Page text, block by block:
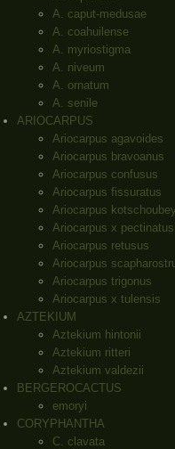
A. caput-medusae
A. coahuilense
A. myriostigma
A. niveum
A. ornatum
A. senile
ARIOCARPUS
Ariocarpus agavoides
Ariocarpus bravoanus
Ariocarpus confusus
Ariocarpus fissuratus
Ariocarpus
Ariocarpus x pectinatus
Ariocarpus retusus
Ariocarpus
Ariocarpus trigonus
Ariocarpus x tulensis
AZTEKIUM
Aztekium hintonii
Aztekium ritteri
Aztekium valdezii
BERGEROCACTUS
emoryi
CORYPHANTHA
C. clavata